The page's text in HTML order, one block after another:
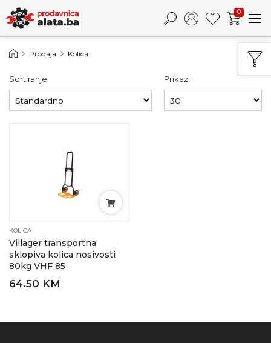
0
Prodaja Kolica
Sortiranje: Prikaz:
KOLICA
Villager transportna
sklopiva kolica nosivosti
80kg VHF 85
64.50 KM